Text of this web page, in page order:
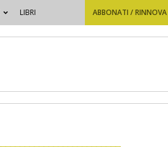
LIBRI ABBONATI / RINNOVA